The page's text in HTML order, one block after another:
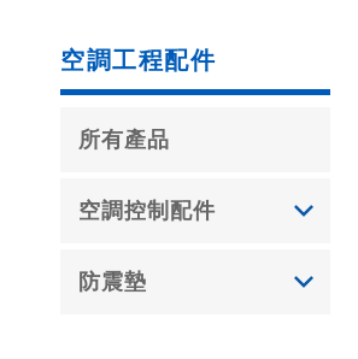
空調工程配件
所有產品
空調控制配件
防震墊